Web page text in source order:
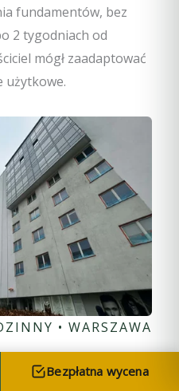
fundamentów, bez
2 tygodniach od
mógł zaadaptować
użytkowe.
• WARSZAWA
w płycie
Bezpłatna wycena